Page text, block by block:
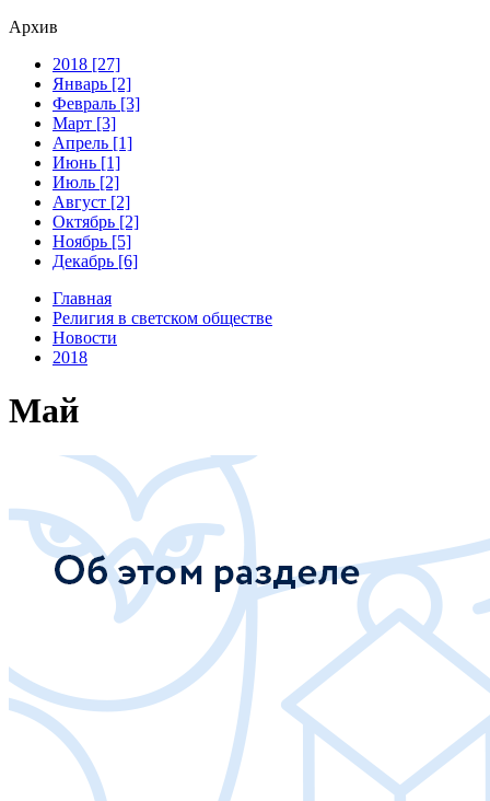
Архив
2018 [27]
Январь [2]
Февраль [3]
Март [3]
Апрель [1]
Июнь [1]
Июль [2]
Август [2]
Октябрь [2]
Ноябрь [5]
Декабрь [6]
Главная
Религия в светском обществе
Новости
2018
Май